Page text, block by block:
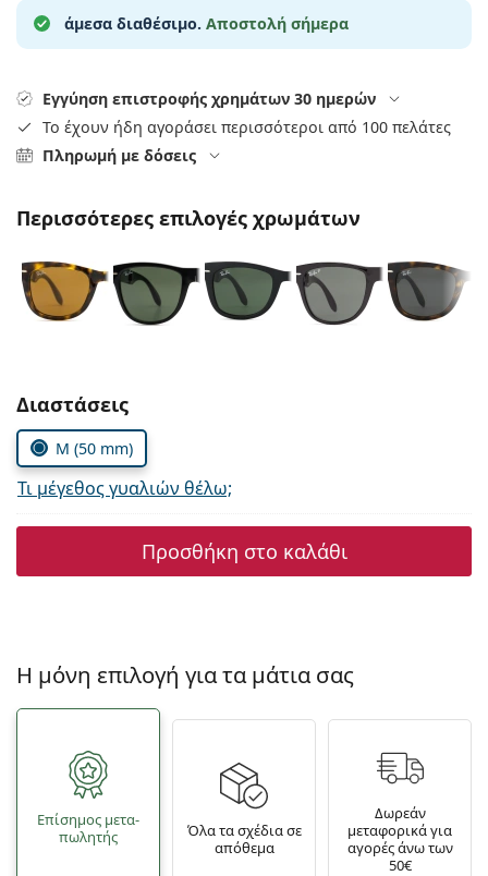
Όλες οι μάρκες
Persol
Prada
Όλες οι μάρκες
Όλα τα υγρά φακών
άμεσα διαθέσιμο. Αποστολή σήμερα
Εγγύηση επιστροφής χρημάτων 30 ημερών
Το έχουν ήδη αγοράσει περισσότεροι από 100 πελάτες
Πληρωμή με δόσεις
Περισσότερες επιλογές χρωμάτων
Συμπληρώστε τις παράμετρους
Διαστάσεις
M (50 mm)
Τι μέγεθος γυαλιών θέλω;
Προσθήκη στο καλάθι
Η μόνη επιλογή για τα μάτια σας
Επίσημος μετα­
πωλητής
Όλα τα σχέδια σε
απόθεμα
Δωρεάν
μεταφορικά για
αγορές άνω των
50€